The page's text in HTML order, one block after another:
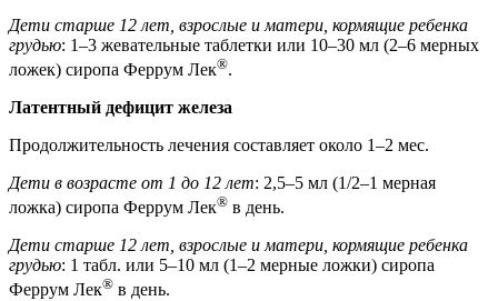
Дети старше 12 лет, взрослые и матери, кормящие ребенка
грудью: 1–3 жевательные таблетки или 10–30 мл (2–6 мерных
ложек) сиропа Феррум Лек®.
Латентный дефицит железа
Продолжительность лечения составляет около 1–2 мес.
Дети в возрасте от 1 до 12 лет: 2,5–5 мл (1/2–1 мерная
ложка) сиропа Феррум Лек® в день.
Дети старше 12 лет, взрослые и матери, кормящие ребенка
грудью: 1 табл. или 5–10 мл (1–2 мерные ложки) сиропа
Феррум Лек® в день.